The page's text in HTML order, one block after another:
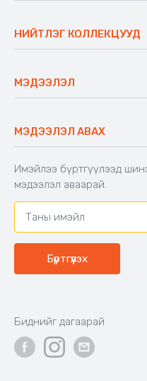
Үнэт зүйлс
Ажлын байр
Блог
НИЙТЛЭГ КОЛЛЕКЦУУД
Сүүдрэвч
Аяны ширээ
Аяны түшлэгтэй сандал
МЭДЭЭЛЭЛ
Буцаалтын журам
Захиалга шалгах
Хамтран ажиллах
Холбоо барих
МЭДЭЭЛЭЛ АВАХ
Имэйлээ бүртгүүлээд
мэдээлэл аваарай.
Бүртгүүлэх
Биднийг дагаарай